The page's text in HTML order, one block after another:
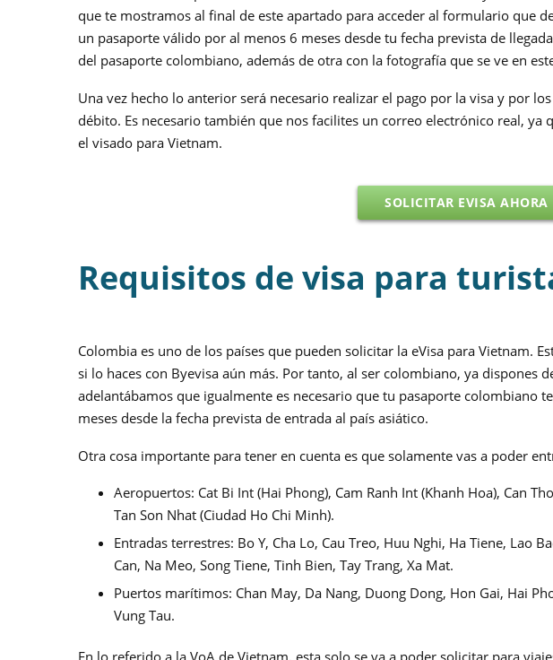
que te mostramos al final de este apartado para acceder al formulario que
un pasaporte válido por al menos 6 meses desde tu fecha prevista de
del pasaporte colombiano, además de otra con la fotografía que se ve en
Una vez hecho lo anterior será necesario realizar el pago por la visa y por
débito. Es necesario también que nos facilites un correo electrónico real, ya
el visado para Vietnam.
SOLICITAR EVISA AHORA
Requisitos de visa para
Colombia es uno de los países que pueden solicitar la eVisa para Vietnam.
si lo haces con Byevisa aún más. Por tanto, al ser colombiano, ya dispones
adelantábamos que igualmente es necesario que tu pasaporte colombiano
meses desde la fecha prevista de entrada al país asiático.
Otra cosa importante para tener en cuenta es que solamente vas a poder
Aeropuertos: Cat Bi Int (Hai Phong), Cam Ranh Int (Khanh Hoa), Can
Tan Son Nhat (Ciudad Ho Chi Minh).
Entradas terrestres: Bo Y, Cha Lo, Cau Treo, Huu Nghi, Ha Tiene, Lao
Can, Na Meo, Song Tiene, Tinh Bien, Tay Trang, Xa Mat.
Puertos marítimos: Chan May, Da Nang, Duong Dong, Hon Gai, Hai
Vung Tau.